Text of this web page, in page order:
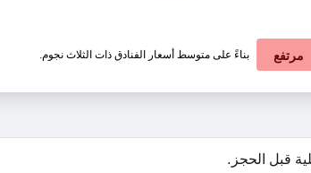
قبل الحجز.
مرتفع بناءً على متوسط أسعار الفنادق ذات الثلاث نجوم.